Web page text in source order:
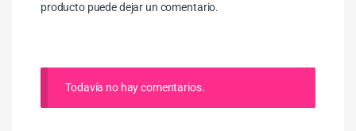
producto puede dejar un comentario.
Todavía no hay comentarios.